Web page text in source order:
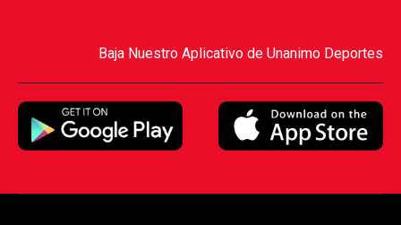
Baja Nuestro Aplicativo de Unanimo Deportes